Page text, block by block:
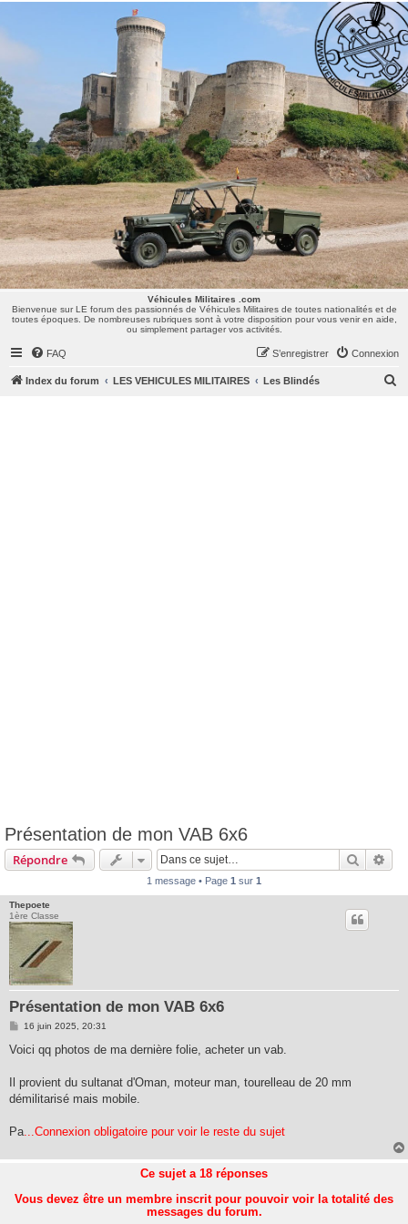
Véhicules Militaires .com
Bienvenue sur LE forum des passionnés de Véhicules Militaires de toutes nationalités et de
toutes époques. De nombreuses rubriques sont à votre disposition pour vous venir en aide,
ou simplement partager vos activités.
Véhicules Militaires .com
Bienvenue sur LE forum des passionnés de Véhicules Militaires de toutes nationalités et de
toutes époques. De nombreuses rubriques sont à votre disposition pour vous venir en aide,
ou simplement partager vos activités.
FAQ Connexion
S’enregistrer
Index du forum LES VEHICULES MILITAIRES Les Blindés
Présentation de mon VAB 6x6
Répondre
1 message • Page 1 sur 1
Thepoete
1ère Classe
Présentation de mon VAB 6x6
M
s
g
e
16 juin 2025, 20:31
Voici qq photos de ma dernière folie, acheter un vab.
Il provient du sultanat d'Oman, moteur man, tourelleau de 20 mm
démilitarisé mais mobile.
Pa ...Connexion obligatoire pour voir le reste du sujet
Ce sujet a 18 réponses
Vous devez être un membre inscrit pour pouvoir voir la totalité des
messages du forum.